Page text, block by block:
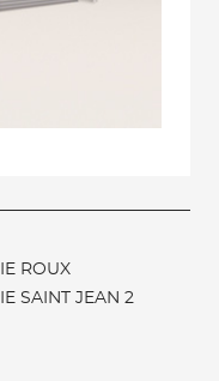
ROUX
SAINT JEAN 2